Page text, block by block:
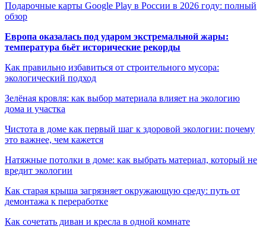
Подарочные карты Google Play в России в 2026 году: полный
обзор
Европа оказалась под ударом экстремальной жары:
температура бьёт исторические рекорды
Как правильно избавиться от строительного мусора:
экологический подход
Зелёная кровля: как выбор материала влияет на экологию
дома и участка
Чистота в доме как первый шаг к здоровой экологии: почему
это важнее, чем кажется
Натяжные потолки в доме: как выбрать материал, который не
вредит экологии
Как старая крыша загрязняет окружающую среду: путь от
демонтажа к переработке
Как сочетать диван и кресла в одной комнате